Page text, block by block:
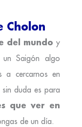
Cholon
del mundo y
Saigón algo
a cercarnos en
duda es para
que ver en
de un día.